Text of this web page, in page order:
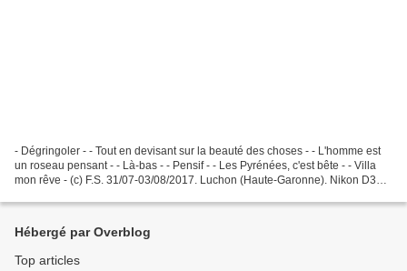
- Dégringoler - - Tout en devisant sur la beauté des choses - - L'homme est
un roseau pensant - - Là-bas - - Pensif - - Les Pyrénées, c'est bête - - Villa
mon rêve - (c) F.S. 31/07-03/08/2017. Luchon (Haute-Garonne). Nikon D300.
Hébergé par Overblog
Top articles